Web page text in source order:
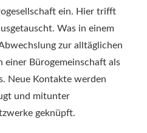
ein. Hier trifft
Was in einem
zur alltäglichen
Bürogemeinschaft als
Neue Kontakte werden
und mitunter
geknüpft.